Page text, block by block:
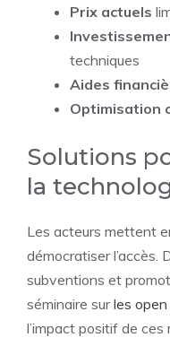
Prix actuels
techniques
Aides
Optimisation
Solutions
la
Les acteurs mettent
démocratiser l’accès.
subventions et
séminaire surles
l’impact positif de ces